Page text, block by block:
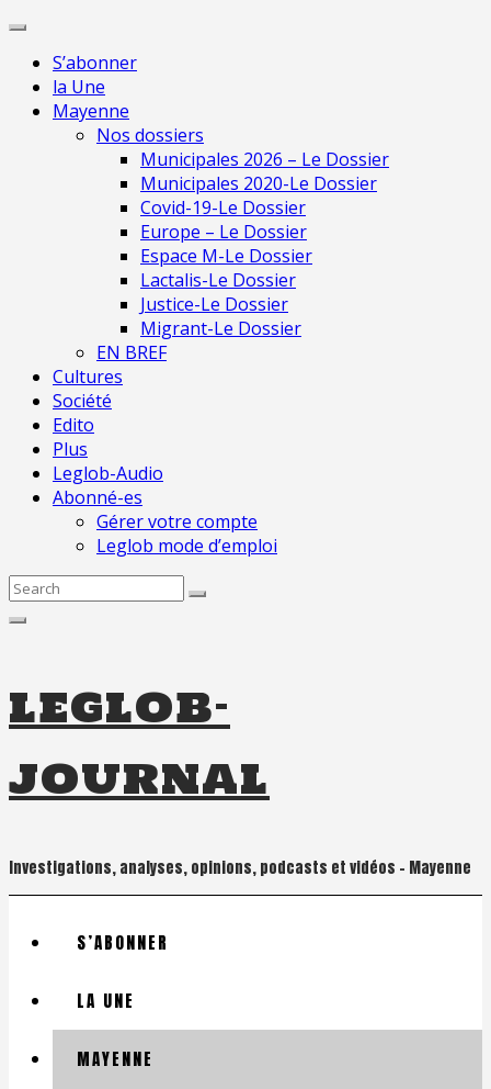
Skip
contentS’abonner
la Une
Mayenne
Nos dossiers
Municipales 2026 – Le Dossier
Municipales 2020-Le Dossier
Covid-19-Le Dossier
Europe – Le Dossier
Espace M-Le Dossier
Lactalis-Le Dossier
Justice-Le Dossier
Migrant-Le Dossier
EN BREF
Cultures
Société
Edito
Plus
Leglob-Audio
Abonné-es
Gérer votre compte
Leglob mode d’emploi
Search
leglob-
journal
Investigations, analyses, opinions, podcasts et vidéos – Mayenne
S’ABONNER
LA UNE
MAYENNE
indépendante en
Mayenne